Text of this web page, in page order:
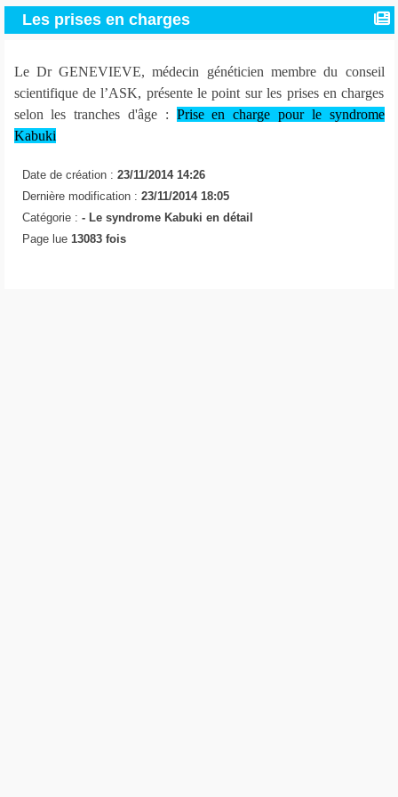
Les prises en charges
Le Dr GENEVIEVE, médecin généticien membre du conseil
scientifique de l’ASK, présente le point sur les prises en charges
selon les tranches d'âge : Prise en charge pour le syndrome
Kabuki
Date de création : 23/11/2014 14:26
Dernière modification : 23/11/2014 18:05
Catégorie : - Le syndrome Kabuki en détail
Page lue 13083 fois